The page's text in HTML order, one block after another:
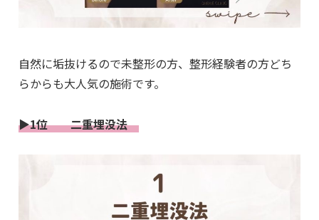
自然に垢抜けるので未整形の方、整形経験者の方どち
らからも大人気の施術です。
▶1位 二重埋没法